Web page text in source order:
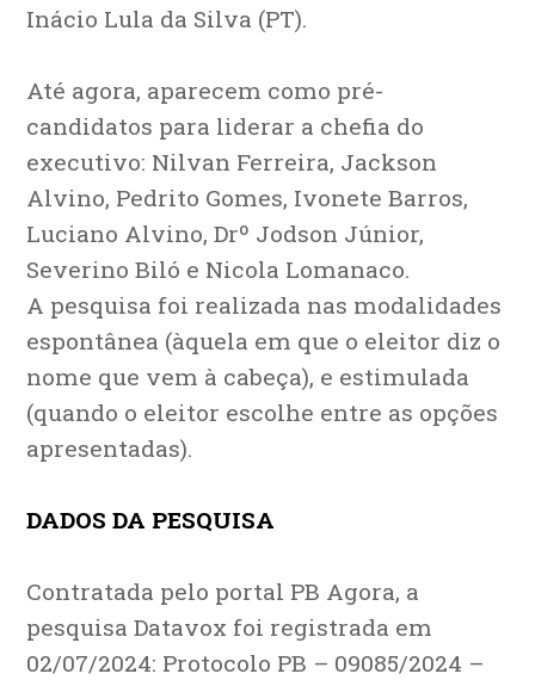
Inácio Lula da Silva (PT).
Até agora, aparecem como pré-
candidatos para liderar a chefia do
executivo: Nilvan Ferreira, Jackson
Alvino, Pedrito Gomes, Ivonete Barros,
Luciano Alvino, Drº Jodson Júnior,
Severino Biló e Nicola Lomanaco.
A pesquisa foi realizada nas modalidades
espontânea (àquela em que o eleitor diz o
nome que vem à cabeça), e estimulada
(quando o eleitor escolhe entre as opções
apresentadas).
DADOS DA PESQUISA
Contratada pelo portal PB Agora, a
pesquisa Datavox foi registrada em
02/07/2024: Protocolo PB – 09085/2024 –